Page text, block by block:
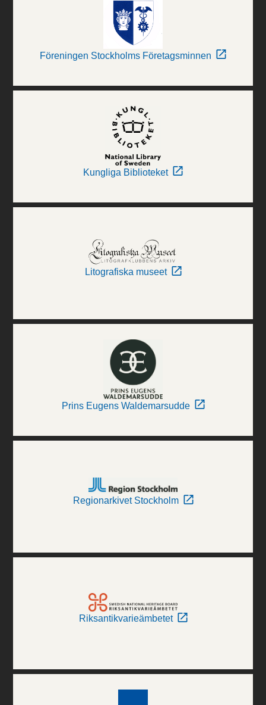
Föreningen Stockholms Företagsminnen
Kungliga Biblioteket
Litografiska museet
Prins Eugens Waldemarsudde
Regionarkivet Stockholm
Riksantikvarieämbetet